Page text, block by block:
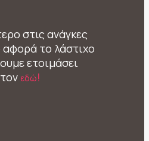
στις ανάγκες
αφορά το λάστιχο
ετοιμάσει
εδώ!